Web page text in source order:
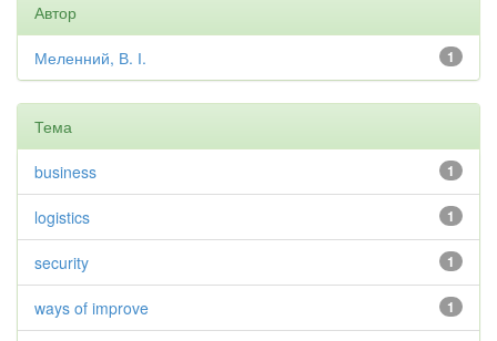
Автор
1
Меленний, В. І.
Тема
1
business
1
logistics
1
security
1
ways of improve